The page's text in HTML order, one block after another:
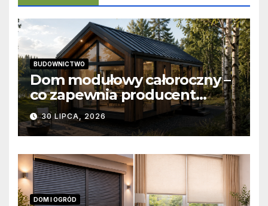
BUDOWNICTWO
Dom modułowy całoroczny –
co zapewnia producent
domów modułowych?
30 LIPCA, 2026
DOM I OGRÓD